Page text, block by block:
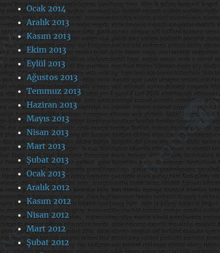
Ocak 2014
Aralık 2013
Kasım 2013
Ekim 2013
Eylül 2013
Ağustos 2013
Temmuz 2013
Haziran 2013
Mayıs 2013
Nisan 2013
Mart 2013
Şubat 2013
Ocak 2013
Aralık 2012
Kasım 2012
Nisan 2012
Mart 2012
Şubat 2012